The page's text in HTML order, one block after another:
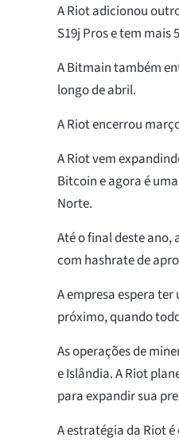
A Riot adicionou
S19j Pros e tem
A Bitmain também
longo de abril.
A Riot encerrou
A Riot vem
Bitcoin e agora é
Norte.
Até o final deste ano,
com hashrate de
A empresa espera
próximo, quando
As operações de
e Islândia. A Riot
para expandir sua
A estratégia da Riot